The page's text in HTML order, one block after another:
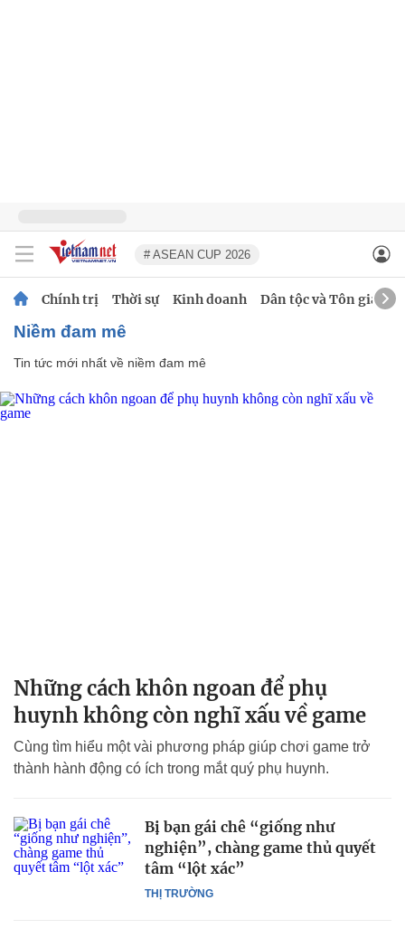
# ASEAN CUP 2026
Chính trị Thời sự Kinh doanh Dân tộc và Tôn giáo
niềm đam mê
Tin tức mới nhất về niềm đam mê
Những cách khôn ngoan để phụ
huynh không còn nghĩ xấu về game
Cùng tìm hiểu một vài phương pháp giúp chơi game trở
thành hành động có ích trong mắt quý phụ huynh.
THỊ TRƯỜNG
Bị bạn gái chê “giống như
nghiện”, chàng game thủ quyết
tâm “lột xác”